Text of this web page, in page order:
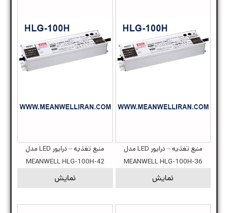
منبع تغذیه – درایور LED مدل
MEANWELL HLG-100H-36
نمایش
منبع تغذیه – درایور LED مدل
MEANWELL HLG-100H-42
نمایش